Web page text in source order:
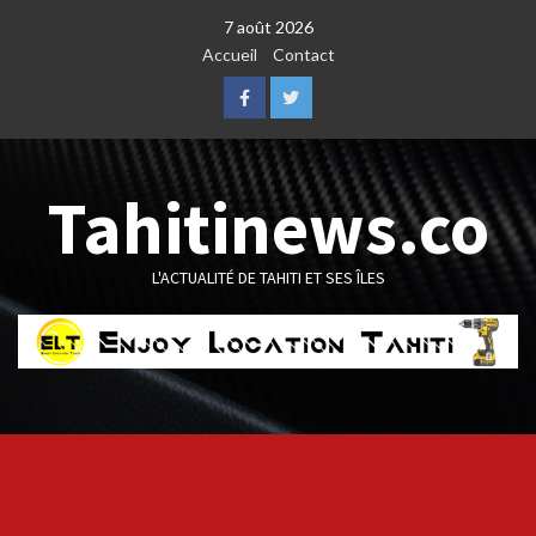
7 août 2026
Accueil
Contact
FacebookTwitter
Tahitinews.co
L'ACTUALITÉ DE TAHITI ET SES ÎLES